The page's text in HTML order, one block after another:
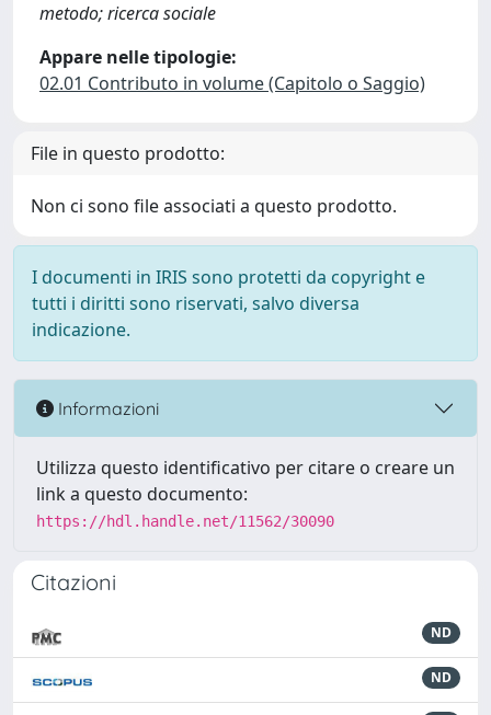
metodo; ricerca sociale
Appare nelle tipologie:
02.01 Contributo in volume (Capitolo o Saggio)
File in questo prodotto:
Non ci sono file associati a questo prodotto.
I documenti in IRIS sono protetti da copyright e
tutti i diritti sono riservati, salvo diversa
indicazione.
Informazioni
Utilizza questo identificativo per citare o creare un
link a questo documento:
https://hdl.handle.net/11562/30090
Citazioni
ND
ND